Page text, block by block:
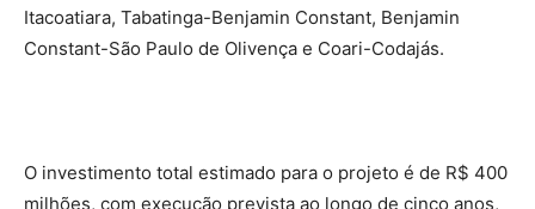
Itacoatiara, Tabatinga-Benjamin Constant, Benjamin
Constant-São Paulo de Olivença e Coari-Codajás.
O investimento total estimado para o projeto é de R$ 400
milhões, com execução prevista ao longo de cinco anos,